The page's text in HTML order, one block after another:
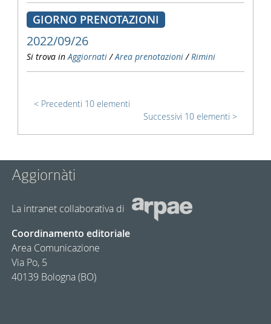
GIORNO PRENOTAZIONI
2022/09/26
Si trova in Aggiornati /Area prenotazioni /Rimini
Precedenti 10 elementi
Successivi 10 elementi
Aggiornàti
La intranet collaborativa di
Coordinamento editoriale
Area Comunicazione
Via Po, 5
40139 Bologna (BO)